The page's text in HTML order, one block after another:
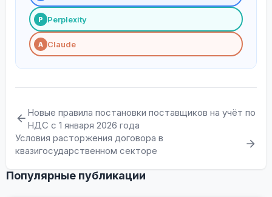
P Perplexity
A Claude
Новые правила постановки поставщиков на учёт по
НДС с 1 января 2026 года
Условия расторжения договора в
квазигосударственном секторе
Популярные публикации